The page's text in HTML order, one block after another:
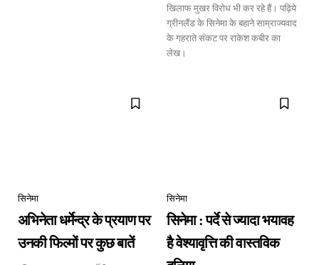
खिलाफ मुखर विरोध भी कर रहे हैं। पढ़िये
ग्रीनलैंड के सिनेमा के बहाने साम्राज्यवाद
के गहराते संकट पर राकेश कबीर का
लेख।
सिनेमा
अभिनेता धर्मेन्द्र के प्रयाण पर
उनकी फिल्मों पर कुछ बातें
सिनेमा
सिनेमा : पर्दे से ज्यादा भयावह
है वेश्यावृत्ति की वास्तविक